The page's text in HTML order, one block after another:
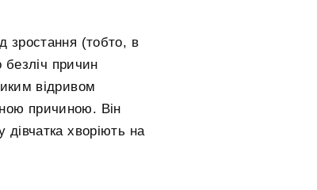
зростання (тобто, в
безліч причин
відривом
причиною. Він
хворіють на